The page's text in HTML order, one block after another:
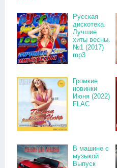
Русская
дискотека.
Лучшие
хиты весны.
№1 (2017)
mp3
Громкие
новинки
Июня (2022)
FLAC
В машине с
музыкой
Выпуск